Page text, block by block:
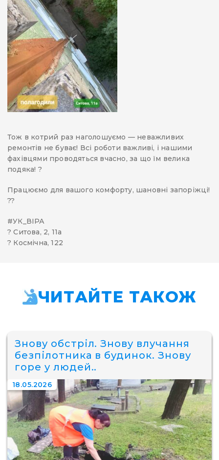
Тож в котрий раз наголошуємо — неважливих
ремонтів не буває! Всі роботи важливі, і нашими
фахівцями проводяться вчасно, за що їм велика
подяка! ?
Працюємо для вашого комфорту, шановні запоріжці!
??
#УК_ВІРА
? Ситова, 2, 11а
? Космічна, 122
ЧИТАЙТЕ ТАКОЖ
Знову обстріл. Знову влучання
безпілотника в будинок. Знову
горе у людей..
18.05.2026